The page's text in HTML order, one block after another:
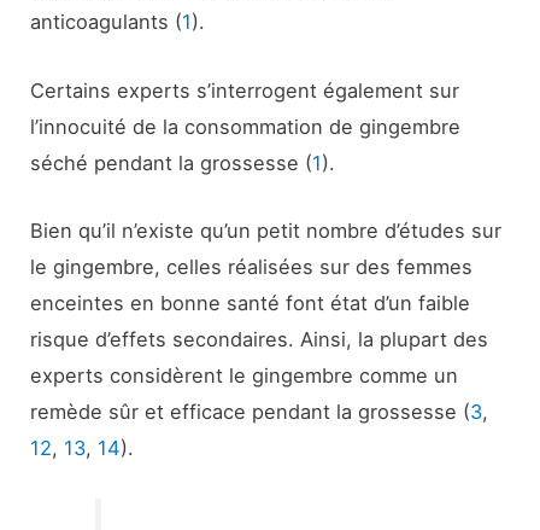
anticoagulants (1).
Certains experts s’interrogent également sur
l’innocuité de la consommation de gingembre
séché pendant la grossesse (1).
Bien qu’il n’existe qu’un petit nombre d’études sur
le gingembre, celles réalisées sur des femmes
enceintes en bonne santé font état d’un faible
risque d’effets secondaires. Ainsi, la plupart des
experts considèrent le gingembre comme un
remède sûr et efficace pendant la grossesse (3,
12, 13, 14).